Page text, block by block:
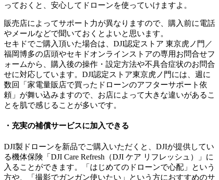
っておくと、安心してドローンを使っていけますよ。
販売店によってサポート力が異なりますので、購入前に電話
やメールなどで聞いておくとよいと思います。
セキドでご購入頂いた場合は、DJI認定ストア 東京虎ノ門／
福岡博多の店頭やセキドオンラインストアの専用お問合せフ
ォームから、購入後の操作・設定方法や不具合症状のお問合
せに対応しています。DJI認定ストア東京虎ノ門には、週に
数回「家電量販店で買ったドローンのアフターサポート依
頼」が舞い込みますので、お店によって大きな違いがあるこ
とを肌で感じることが多いです。
・充実の補償サービスに加入できる
DJI製ドローンを新品でご購入いただくと、DJIが提供してい
る機体保険「DJI Care Refresh（DJI ケア リフレッシュ）」に
入ることができます。「はじめてのドローンで心配」という
方や、「撮影でガンガン使いたい」という方におすすめのサ